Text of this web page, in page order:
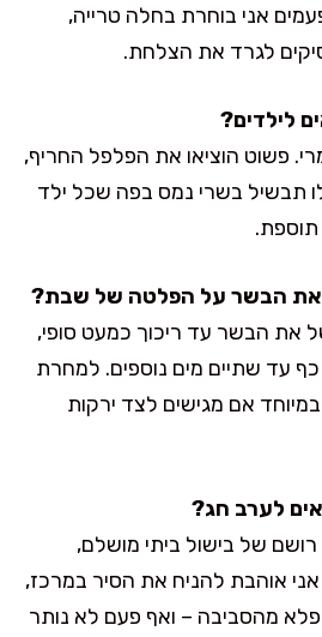
אני בוחרת בחלה טרייה,
לגרד את הצלחת.
פשוט הוציאו את הפלפל החריף,
תבשיל בשרי נמס בפה שכל ילד
תוספת.
את הבשר עד ריכוך כמעט סופי,
עד שתיים מים נוספים. למחרת
אם מגישים לצד ירקות
של בישול ביתי מושלם,
אוהבת להניח את הסיר במרכז,
מהסביבה – ואף פעם לא נותר